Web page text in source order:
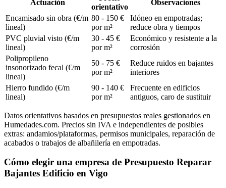
Actuación
orientativo
Observaciones
Encamisado sin obra (€/m
lineal)
80 - 150 €
por m²
Idóneo en empotradas;
reduce obra y tiempos
PVC pluvial visto (€/m
lineal)
30 - 45 €
por m²
Económico y resistente a la
corrosión
Polipropileno
insonorizado fecal (€/m
lineal)
50 - 75 €
por m²
Reduce ruidos en bajantes
interiores
Hierro fundido (€/m
lineal)
90 - 140 €
por m²
Frecuente en edificios
antiguos, caro de sustituir
Datos orientativos basados en presupuestos reales gestionados en
Humedades.com. Precios sin IVA e independientes de posibles
extras: andamios/plataformas, permisos municipales, reparación de
acabados o trabajos de albañilería en empotradas.
Cómo elegir una empresa de Presupuesto Reparar
Bajantes Edificio en Vigo